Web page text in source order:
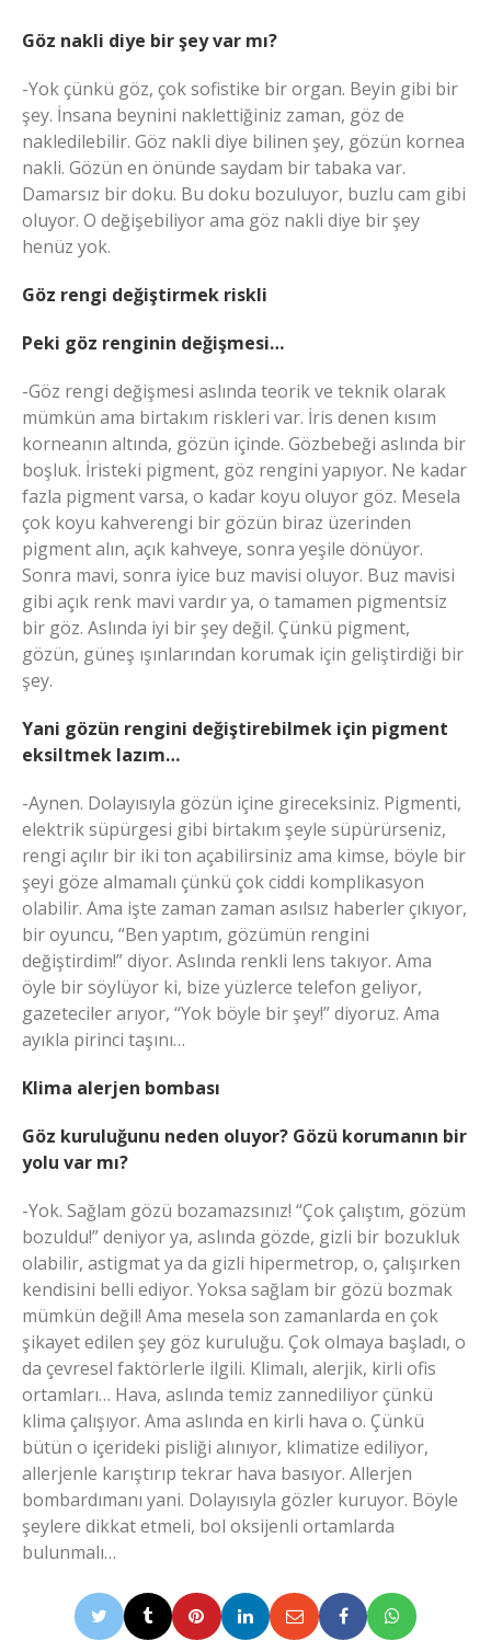
Göz nakli diye bir şey var mı?
-Yok çünkü göz, çok sofistike bir organ. Beyin gibi bir
şey. İnsana beynini naklettiğiniz zaman, göz de
nakledilebilir. Göz nakli diye bilinen şey, gözün kornea
nakli. Gözün en önünde saydam bir tabaka var.
Damarsız bir doku. Bu doku bozuluyor, buzlu cam gibi
oluyor. O değişebiliyor ama göz nakli diye bir şey
henüz yok.
Göz rengi değiştirmek riskli
Peki göz renginin değişmesi…
-Göz rengi değişmesi aslında teorik ve teknik olarak
mümkün ama birtakım riskleri var. İris denen kısım
korneanın altında, gözün içinde. Gözbebeği aslında bir
boşluk. İristeki pigment, göz rengini yapıyor. Ne kadar
fazla pigment varsa, o kadar koyu oluyor göz. Mesela
çok koyu kahverengi bir gözün biraz üzerinden
pigment alın, açık kahveye, sonra yeşile dönüyor.
Sonra mavi, sonra iyice buz mavisi oluyor. Buz mavisi
gibi açık renk mavi vardır ya, o tamamen pigmentsiz
bir göz. Aslında iyi bir şey değil. Çünkü pigment,
gözün, güneş ışınlarından korumak için geliştirdiği bir
şey.
Yani gözün rengini değiştirebilmek için pigment
eksiltmek lazım…
-Aynen. Dolayısıyla gözün içine gireceksiniz. Pigmenti,
elektrik süpürgesi gibi birtakım şeyle süpürürseniz,
rengi açılır bir iki ton açabilirsiniz ama kimse, böyle bir
şeyi göze almamalı çünkü çok ciddi komplikasyon
olabilir. Ama işte zaman zaman asılsız haberler çıkıyor,
bir oyuncu, “Ben yaptım, gözümün rengini
değiştirdim!” diyor. Aslında renkli lens takıyor. Ama
öyle bir söylüyor ki, bize yüzlerce telefon geliyor,
gazeteciler arıyor, “Yok böyle bir şey!” diyoruz. Ama
ayıkla pirinci taşını…
Klima alerjen bombası
Göz kuruluğunu neden oluyor? Gözü korumanın bir
yolu var mı?
-Yok. Sağlam gözü bozamazsınız! “Çok çalıştım, gözüm
bozuldu!” deniyor ya, aslında gözde, gizli bir bozukluk
olabilir, astigmat ya da gizli hipermetrop, o, çalışırken
kendisini belli ediyor. Yoksa sağlam bir gözü bozmak
mümkün değil! Ama mesela son zamanlarda en çok
şikayet edilen şey göz kuruluğu. Çok olmaya başladı, o
da çevresel faktörlerle ilgili. Klimalı, alerjik, kirli ofis
ortamları… Hava, aslında temiz zannediliyor çünkü
klima çalışıyor. Ama aslında en kirli hava o. Çünkü
bütün o içerideki pisliği alınıyor, klimatize ediliyor,
allerjenle karıştırıp tekrar hava basıyor. Allerjen
bombardımanı yani. Dolayısıyla gözler kuruyor. Böyle
şeylere dikkat etmeli, bol oksijenli ortamlarda
bulunmalı…